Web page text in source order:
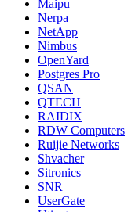
Maipu
Nerpa
NetApp
Nimbus
OpenYard
Postgres Pro
QSAN
QTECH
RAIDIX
RDW Computers
Ruijie Networks
Shvacher
Sitronics
SNR
UserGate